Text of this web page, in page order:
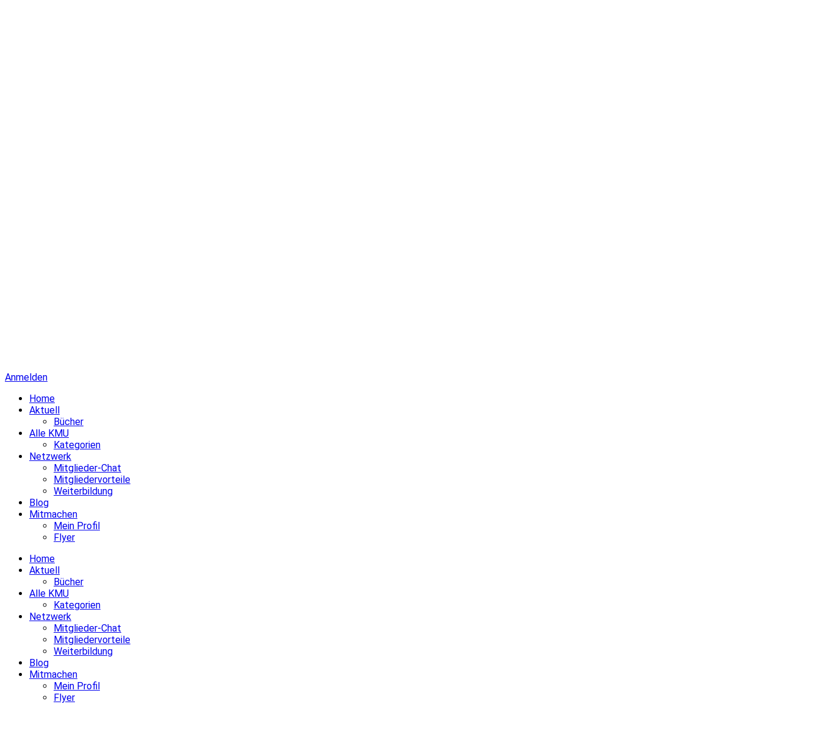
Anmelden
Home
Aktuell
Bücher
Alle KMU
Kategorien
Netzwerk
Mitglieder-Chat
Mitgliedervorteile
Weiterbildung
Blog
Mitmachen
Mein Profil
Flyer
Home
Aktuell
Bücher
Alle KMU
Kategorien
Netzwerk
Mitglieder-Chat
Mitgliedervorteile
Weiterbildung
Blog
Mitmachen
Mein Profil
Flyer